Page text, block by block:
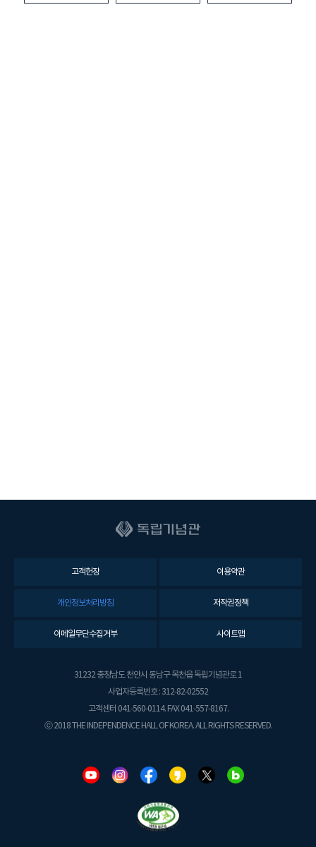
고객헌장 이용약관
개인정보처리방침 저작권정책
이메일무단수집거부 사이트맵
31232 충청남도 천안시 동남구 목천읍 독립기념관로 1
사업자등록번호 : 312-82-02552
고객센터 041-560-0114. FAX 041-557-8167.
ⓒ 2018 THE INDEPENDENCE HALL OF KOREA. ALL RIGHTS RESERVED.